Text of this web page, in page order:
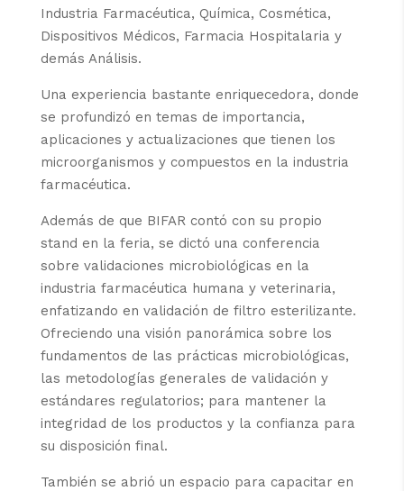
Industria Farmacéutica, Química, Cosmética,
Dispositivos Médicos, Farmacia Hospitalaria y
demás Análisis.
Una experiencia bastante enriquecedora, donde
se profundizó en temas de importancia,
aplicaciones y actualizaciones que tienen los
microorganismos y compuestos en la industria
farmacéutica.
Además de que BIFAR contó con su propio
stand en la feria, se dictó una conferencia
sobre validaciones microbiológicas en la
industria farmacéutica humana y veterinaria,
enfatizando en validación de filtro esterilizante.
Ofreciendo una visión panorámica sobre los
fundamentos de las prácticas microbiológicas,
las metodologías generales de validación y
estándares regulatorios; para mantener la
integridad de los productos y la confianza para
su disposición final.
También se abrió un espacio para capacitar en